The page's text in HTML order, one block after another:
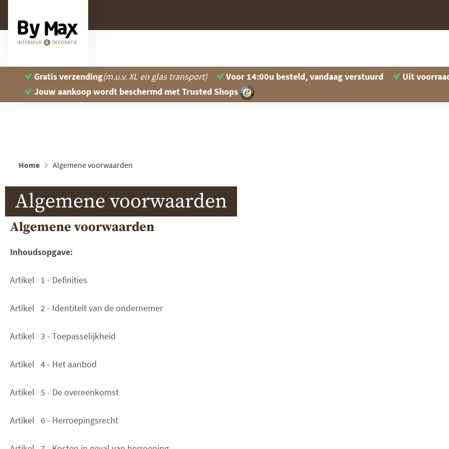
Gratis verzending(m.u.v. XL en glas transport) Voor 14:00u besteld, vandaag verstuurd
Uit
Jouw aankoop wordt beschermd met Trusted Shops
Home Algemene voorwaarden
Algemene voorwaarden
Algemene voorwaarden
Inhoudsopgave:
Artikel 1 - Definities
Artikel 2 - Identiteit van de ondernemer
Artikel 3 - Toepasselijkheid
Artikel 4 - Het aanbod
Artikel 5 - De overeenkomst
Artikel 6 - Herroepingsrecht